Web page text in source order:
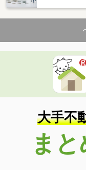
大手不
まと